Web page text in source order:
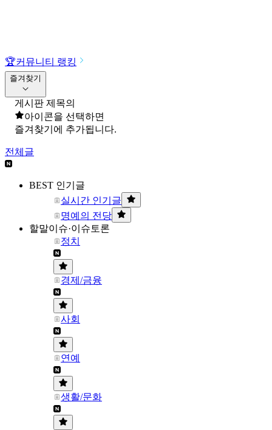
🏆커뮤니티 랭킹
즐겨찾기
게시판 제목의
아이콘을 선택하면
즐겨찾기에 추가됩니다.
전체글
BEST 인기글
실시간 인기글
명예의 전당
할말이슈·이슈토론
정치
경제/금융
사회
연예
생활/문화